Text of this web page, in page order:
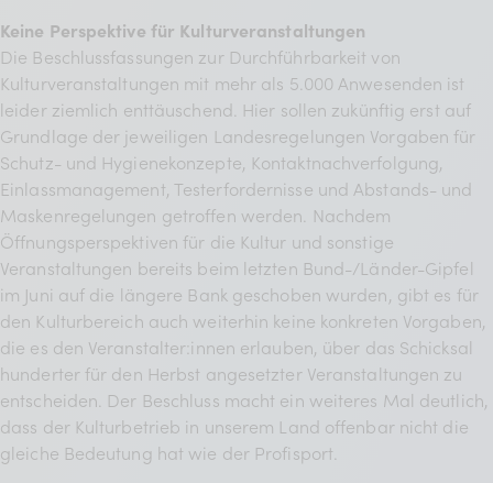
Keine Perspektive für Kulturveranstaltungen
Die Beschlussfassungen zur Durchführbarkeit von
Kulturveranstaltungen mit mehr als 5.000 Anwesenden ist
leider ziemlich enttäuschend. Hier sollen zukünftig erst auf
Grundlage der jeweiligen Landesregelungen Vorgaben für
Schutz- und Hygienekonzepte, Kontaktnachverfolgung,
Einlassmanagement, Testerfordernisse und Abstands- und
Maskenregelungen getroffen werden. Nachdem
Öffnungsperspektiven für die Kultur und sonstige
Veranstaltungen bereits beim letzten Bund-/Länder-Gipfel
im Juni auf die längere Bank geschoben wurden, gibt es für
den Kulturbereich auch weiterhin keine konkreten Vorgaben,
die es den Veranstalter:innen erlauben, über das Schicksal
hunderter für den Herbst angesetzter Veranstaltungen zu
entscheiden. Der Beschluss macht ein weiteres Mal deutlich,
dass der Kulturbetrieb in unserem Land offenbar nicht die
gleiche Bedeutung hat wie der Profisport.